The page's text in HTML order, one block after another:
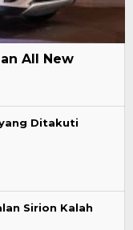
All New
Ditakuti
Sirion Kalah